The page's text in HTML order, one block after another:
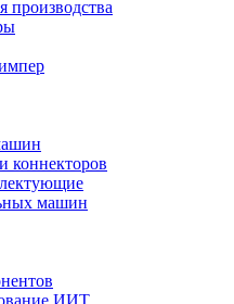
производства
коннекторов
машин
ИИТ